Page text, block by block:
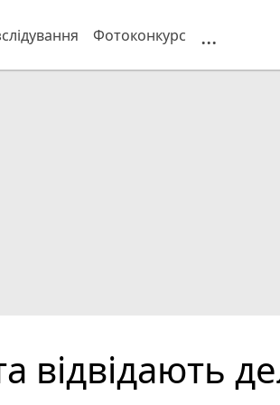
Фотоконкурс ...